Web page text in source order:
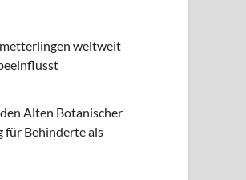
weltweit
Alten Botanischer
für Behinderte als